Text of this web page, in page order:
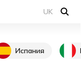
UK
Испания